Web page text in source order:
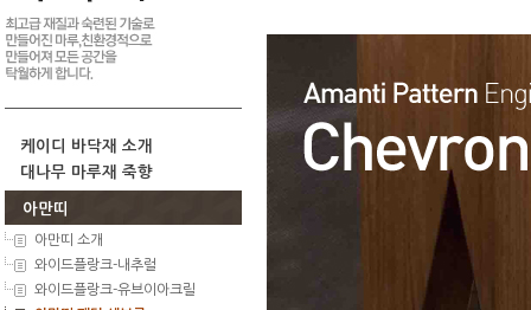
케이디 바닥재 소개
대나무 마루재 죽향
아만띠
아만띠 소개
와이드플랑크-내추럴
와이드플랑크-유브이아크릴